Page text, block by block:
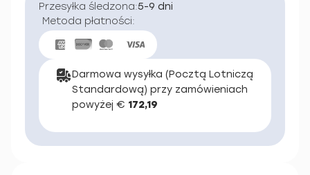
Przesyłka śledzona:5-9 dni
Metoda płatności:
Darmowa wysyłka (Pocztą Lotniczą
Standardową) przy zamówieniach
powyżej € 172,19